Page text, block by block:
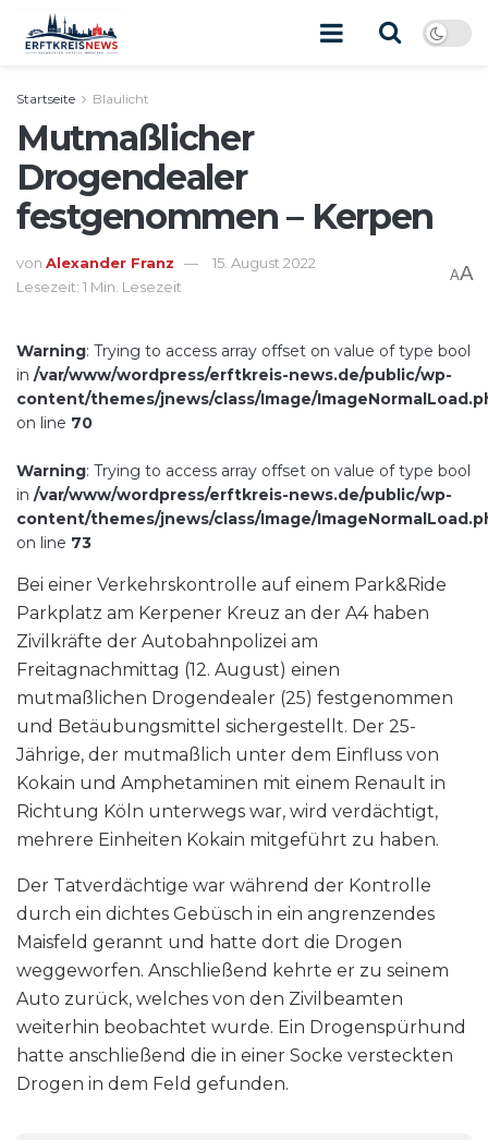
Startseite Blaulicht
Mutmaßlicher
Drogendealer
festgenommen – Kerpen
von Alexander Franz
15. August 2022
Lesezeit: 1 Min. Lesezeit
AA
Warning: Trying to access array offset on value of type bool
in /var/www/wordpress/erftkreis-news.de/public/wp-
content/themes/jnews/class/Image/
on line 70
Warning: Trying to access array offset on value of type bool
in /var/www/wordpress/erftkreis-news.de/public/wp-
content/themes/jnews/class/Image/
on line 73
Bei einer Verkehrskontrolle auf einem Park&Ride
Parkplatz am Kerpener Kreuz an der A4 haben
Zivilkräfte der Autobahnpolizei am
Freitagnachmittag (12. August) einen
mutmaßlichen Drogendealer (25) festgenommen
und Betäubungsmittel sichergestellt. Der 25-
Jährige, der mutmaßlich unter dem Einfluss von
Kokain und Amphetaminen mit einem Renault in
Richtung Köln unterwegs war, wird verdächtigt,
mehrere Einheiten Kokain mitgeführt zu haben.
Der Tatverdächtige war während der Kontrolle
durch ein dichtes Gebüsch in ein angrenzendes
Maisfeld gerannt und hatte dort die Drogen
weggeworfen. Anschließend kehrte er zu seinem
Auto zurück, welches von den Zivilbeamten
weiterhin beobachtet wurde. Ein Drogenspürhund
hatte anschließend die in einer Socke versteckten
Drogen in dem Feld gefunden.